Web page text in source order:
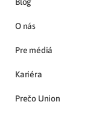
Blog
O nás
Pre médiá
Kariéra
Prečo Union